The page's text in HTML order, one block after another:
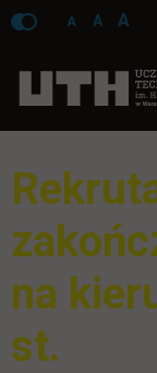
A A A
na
st.